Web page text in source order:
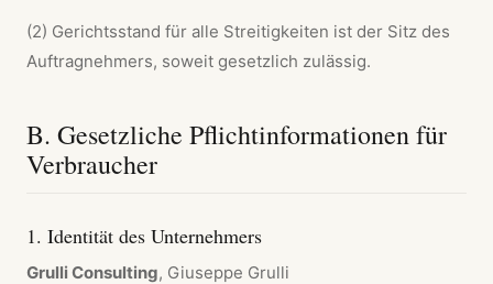
(2) Gerichtsstand für alle Streitigkeiten ist der Sitz des
Auftragnehmers, soweit gesetzlich zulässig.
B. Gesetzliche Pflichtinformationen für
Verbraucher
1. Identität des Unternehmers
Grulli Consulting, Giuseppe Grulli